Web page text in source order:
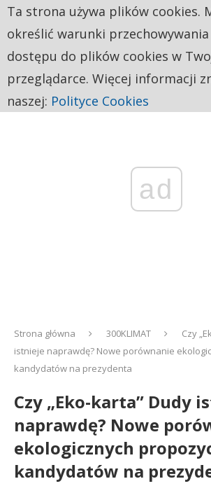
ad
Strona główna 300KLIMAT
Czy
istnieje naprawdę? Nowe porównanie
kandydatów na prezydenta
Czy „Eko-karta” Dudy
naprawdę? Nowe
ekologicznych
kandydatów na
Ta strona używa plików cookies.
określić warunki
dostępu do plików cookies w
przeglądarce. Więcej informacji
naszej: Polityce Cookies